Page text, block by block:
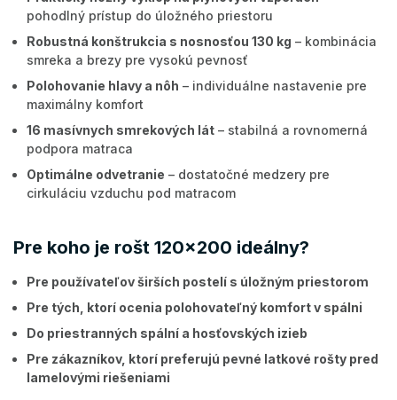
pohodlný prístup do úložného priestoru
Robustná konštrukcia s nosnosťou 130 kg – kombinácia
smreka a brezy pre vysokú pevnosť
Polohovanie hlavy a nôh – individuálne nastavenie pre
maximálny komfort
16 masívnych smrekových lát – stabilná a rovnomerná
podpora matraca
Optimálne odvetranie – dostatočné medzery pre
cirkuláciu vzduchu pod matracom
Pre koho je rošt 120x200 ideálny?
Pre používateľov širších postelí s úložným priestorom
Pre tých, ktorí ocenia polohovateľný komfort v spálni
Do priestranných spální a hosťovských izieb
Pre zákazníkov, ktorí preferujú pevné latkové rošty pred
lamelovými riešeniami